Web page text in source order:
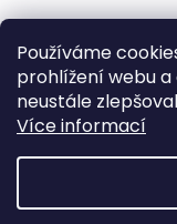
Používáme
prohlížení webu
neustále
Více informací
Copyright 2026
Grafický